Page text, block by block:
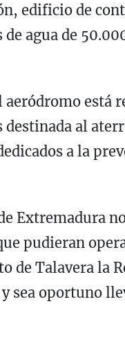
edificio de
de agua de
aeródromo está
destinada al
a la
Extremadura
pudieran
de Talavera la
sea oportuno